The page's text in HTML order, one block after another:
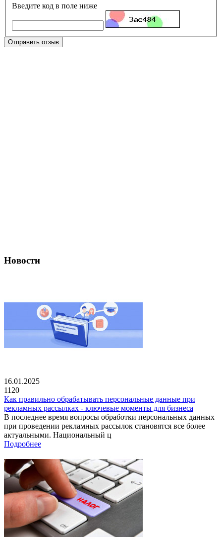
Введите код в поле ниже
Отправить отзыв
Новости
16.01.2025
1120
Как правильно обрабатывать персональные данные при
рекламных рассылках - ключевые моменты для бизнеса
В последнее время вопросы обработки персональных данных
при проведении рекламных рассылок становятся все более
актуальными. Национальный ц
Подробнее